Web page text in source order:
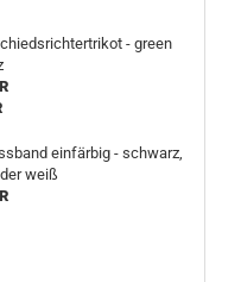
- green
einfärbig - schwarz,
weiß